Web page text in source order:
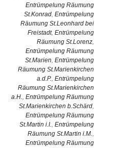
Entrümpelung Räumung
St.Konrad, Entrümpelung
Räumung St.Leonhard bei
Freistadt, Entrümpelung
Räumung St.Lorenz,
Entrümpelung Räumung
St.Marien, Entrümpelung
Räumung St.Marienkirchen
a.d.P., Entrümpelung
Räumung St.Marienkirchen
a.H., Entrümpelung Räumung
St.Marienkirchen b.Schärd,
Entrümpelung Räumung
St.Martin i.I., Entrümpelung
Räumung St.Martin i.M.,
Entrümpelung Räumung